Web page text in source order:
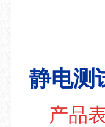
静电测
产品